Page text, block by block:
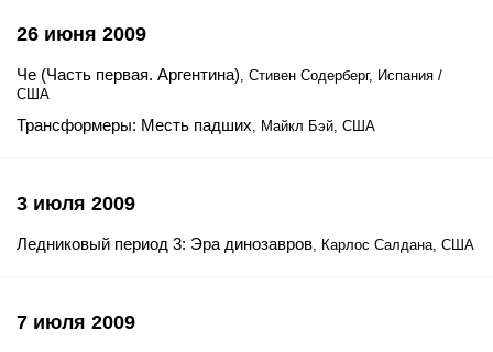
26 июня 2009
Че (Часть первая. Аргентина), Стивен Содерберг, Испания /
США
Трансформеры: Месть падших, Майкл Бэй, США
3 июля 2009
Ледниковый период 3: Эра динозавров, Карлос Салдана, США
7 июля 2009